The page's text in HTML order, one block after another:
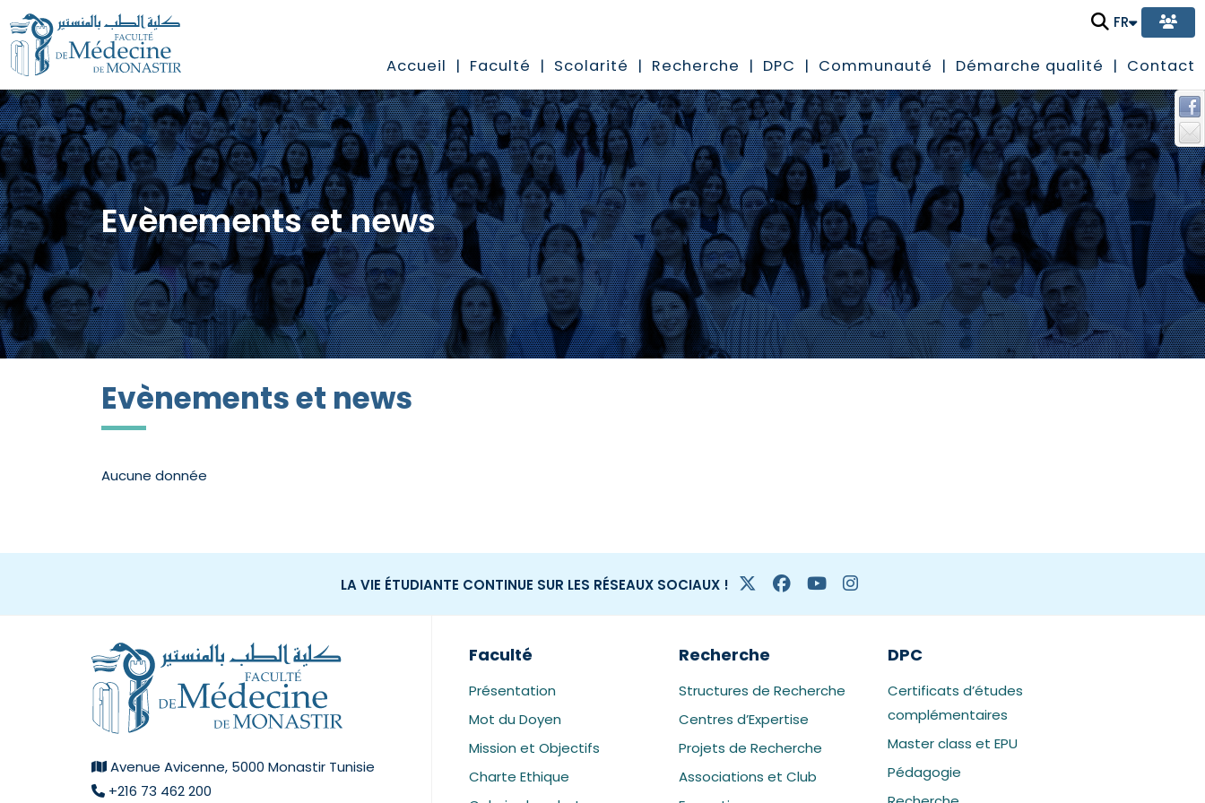
FR
Accueil Faculté Scolarité Recherche DPC Communauté Démarche qualité Contact
Evènements et news
Evènements et news
Aucune donnée
LA VIE ÉTUDIANTE CONTINUE SUR LES RÉSEAUX SOCIAUX !
Avenue Avicenne, 5000 Monastir Tunisie
+216 73 462 200
Faculté
Présentation
Mot du Doyen
Mission et Objectifs
Charte Ethique
Recherche
Structures de Recherche
Centres d’Expertise
Projets de Recherche
Associations et Club
DPC
Certificats d’études
complémentaires
Master class et EPU
Pédagogie